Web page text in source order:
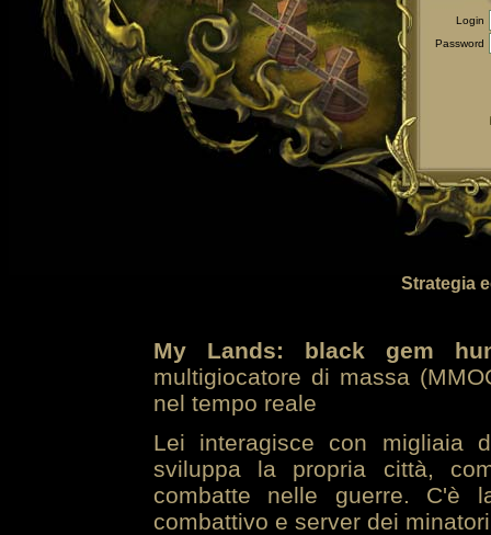
Login
Password
Strategia
My Lands: black gem
multigiocatore di massa
nel tempo reale
Lei interagisce con migliaia
sviluppa la propria città,
combatte nelle guerre. C'è
combattivo e server dei